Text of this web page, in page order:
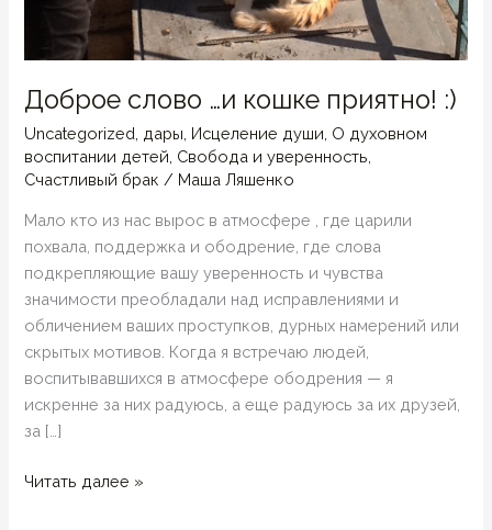
Доброе слово …и кошке приятно! :)
Uncategorized дары Исцеление души О духовном
воспитании детей Свобода и уверенность
Счастливый брак / Маша Ляшенко
Мало кто из нас вырос в атмосфере , где царили
похвала, поддержка и ободрение, где слова
подкрепляющие вашу уверенность и чувства
значимости преобладали над исправлениями и
обличением ваших проступков, дурных намерений или
скрытых мотивов. Когда я встречаю людей,
воспитывавшихся в атмосфере ободрения — я
искренне за них радуюсь, а еще радуюсь за их друзей,
за […]
Доброе
Читать далее »